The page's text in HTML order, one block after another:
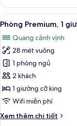
Phòng
Tiêu
chuẩn,
giường
cỡ
king
Xem
tất
cả
ảnh
Phòng
Premium,
1
giường
king,
6
Phòng Premium, 1
Quang cảnh vịnh
28 mét vuông
1 phòng ngủ
2 khách
1 giường cỡ king
Wifi miễn phí
Xem thêm chi tiết
Chi